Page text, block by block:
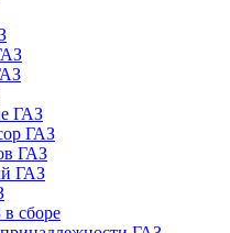
ГАЗ
ГАЗ
ГАЗ
ГАЗ
сборе